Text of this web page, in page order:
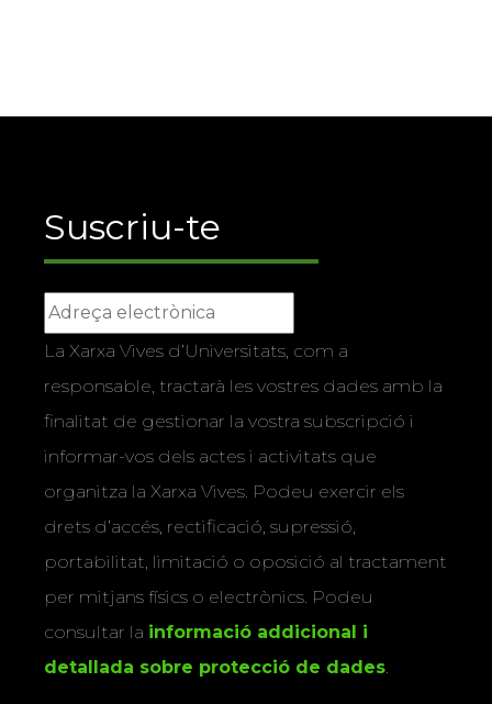
Suscriu-te
La Xarxa Vives d’Universitats, com a
responsable, tractarà les vostres dades amb la
finalitat de gestionar la vostra subscripció i
informar-vos dels actes i activitats que
organitza la Xarxa Vives. Podeu exercir els
drets d’accés, rectificació, supressió,
portabilitat, limitació o oposició al tractament
per mitjans físics o electrònics. Podeu
consultar la informació addicional i
detallada sobre protecció de dades.